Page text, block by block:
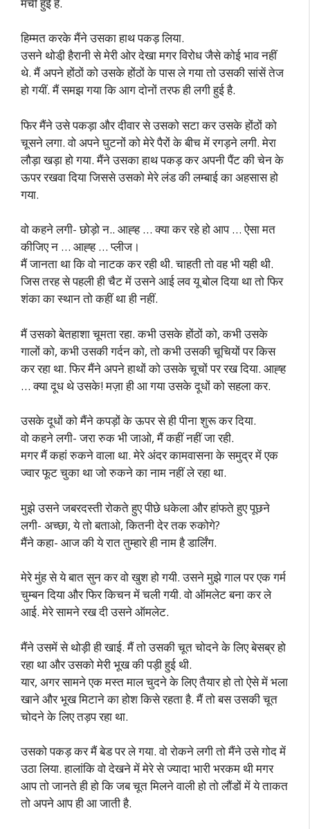
हिम्मत करके मैंने उसका हाथ पकड़ लिया.
उसने थोडी़ हैरानी से मेरी ओर देखा मगर विरोध जैसे कोई भाव नहीं
थे. मैं अपने होंठों को उसके होंठों के पास ले गया तो उसकी सांसें तेज
हो गयीं. मैं समझ गया कि आग दोनों तरफ ही लगी हुई है.
फिर मैंने उसे पकड़ा और दीवार से उसको सटा कर उसके होंठों को
चूसने लगा. वो अपने घुटनों को मेरे पैरों के बीच में रगड़ने लगी. मेरा
लौड़ा खड़ा हो गया. मैंने उसका हाथ पकड़ कर अपनी पैंट की चेन के
ऊपर रखवा दिया जिससे उसको मेरे लंड की लम्बाई का अहसास हो
गया.
वो कहने लगी- छोड़ो न.. आह्ह … क्या कर रहे हो आप … ऐसा मत
कीजिए न … आह्ह … प्लीज।
मैं जानता था कि वो नाटक कर रही थी. चाहती तो वह भी यही थी.
जिस तरह से पहली ही चैट में उसने आई लव यू बोल दिया था तो फिर
शंका का स्थान तो कहीं था ही नहीं.
मैं उसको बेतहाशा चूमता रहा. कभी उसके होंठों को, कभी उसके
गालों को, कभी उसकी गर्दन को, तो कभी उसकी चूचियों पर किस
कर रहा था. फिर मैंने अपने हाथों को उसके चूचों पर रख दिया. आह्ह
… क्या दूध थे उसके! मज़ा ही आ गया उसके दूधों को सहला कर.
उसके दूधों को मैंने कपड़ों के ऊपर से ही पीना शुरू कर दिया.
वो कहने लगी- जरा रुक भी जाओ, मैं कहीं नहीं जा रही.
मगर मैं कहां रुकने वाला था. मेरे अंदर कामवासना के समुद्र में एक
ज्वार फूट चुका था जो रुकने का नाम नहीं ले रहा था.
मुझे उसने जबरदस्ती रोकते हुए पीछे धकेला और हांफते हुए पूछने
लगी- अच्छा, ये तो बताओ, कितनी देर तक रुकोगे?
मैंने कहा- आज की ये रात तुम्हारे ही नाम है डार्लिंग.
मेरे मुंह से ये बात सुन कर वो खुश हो गयी. उसने मुझे गाल पर एक गर्म
चुम्बन दिया और फिर किचन में चली गयी. वो ऑमलेट बना कर ले
आई. मेरे सामने रख दी उसने ऑमलेट.
मैंने उसमें से थोड़ी ही खाई. मैं तो उसकी चूत चोदने के लिए बेसब्र हो
रहा था और उसको मेरी भूख की पड़ी हुई थी.
यार, अगर सामने एक मस्त माल चुदने के लिए तैयार हो तो ऐसे में भला
खाने और भूख मिटाने का होश किसे रहता है. मैं तो बस उसकी चूत
चोदने के लिए तड़प रहा था.
उसको पकड़ कर मैं बेड पर ले गया. वो रोकने लगी तो मैंने उसे गोद में
उठा लिया. हालांकि वो देखने में मेरे से ज्यादा भारी भरकम थी मगर
आप तो जानते ही हो कि जब चूत मिलने वाली हो तो लौंडों में ये ताकत
तो अपने आप ही आ जाती है.